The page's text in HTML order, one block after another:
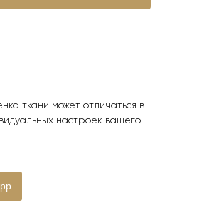
ткани может отличаться в
настроек вашего